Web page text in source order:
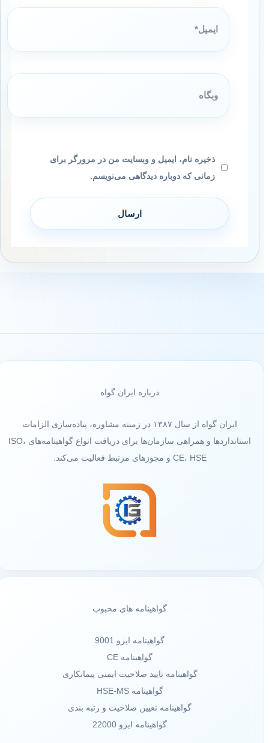
ایمیل*
وبگاه
ذخیره نام، ایمیل و وبسایت من در مرورگر برای
زمانی که دوباره دیدگاهی می‌نویسم.
درباره ایران گواه
ایران گواه از سال ۱۳۸۷ در زمینه مشاوره، پیاده‌سازی الزامات
استانداردها و همراهی سازمان‌ها برای دریافت انواع گواهینامه‌های ISO،
CE، HSE و مجوزهای مرتبط فعالیت می‌کند.
گواهینامه های محبوب
گواهینامه ایزو 9001
گواهینامه CE
گواهینامه تایید صلاحیت ایمنی پیمانکاری
گواهینامه HSE-MS
گواهینامه تعیین صلاحیت و رتبه بندی
گواهینامه ایزو 22000